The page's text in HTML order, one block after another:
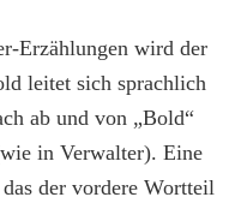
Erzählungen wird der
leitet sich sprachlich
ab und von „Bold“
in Verwalter). Eine
der vordere Wortteil